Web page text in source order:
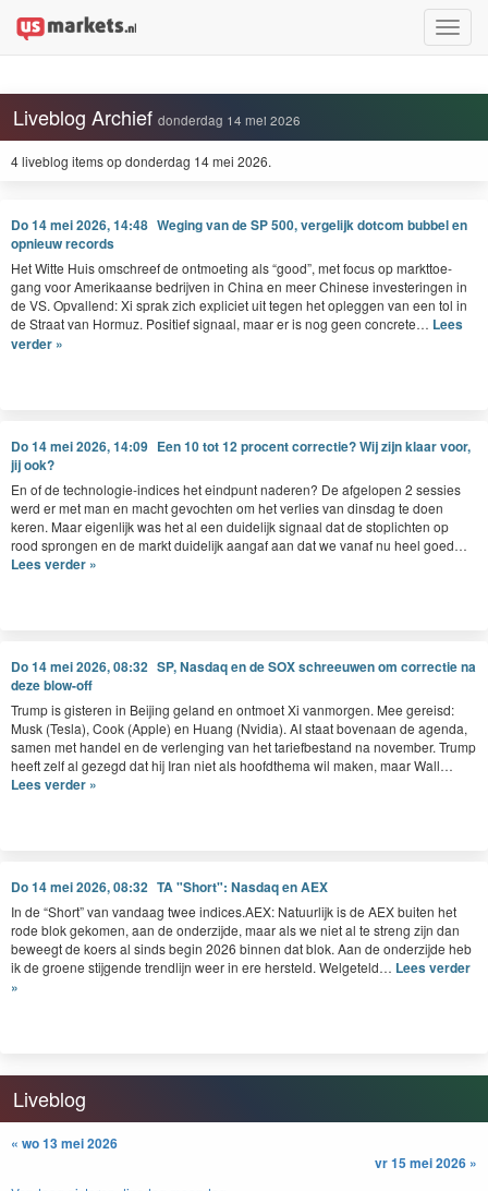
Toggle
Liveblog Archief donderdag 14 mei 2026
4 liveblog items op donderdag 14 mei 2026.
Do 14 mei 2026, 14:48 Weging van de SP 500, vergelijk dotcom bubbel en
opnieuw records
Het Witte Huis omschreef de ont­moet­ing als“good”, met focus op mark­t­toe­
gang voor Amerikaanse bedri­jven in Chi­na en meer Chi­nese investerin­gen in
de VS. Opval­lend: Xi sprak zich expli­ci­et uit tegen het opleggen van een tol in
de Straat van Hor­muz. Posi­tief sig­naal, maar er is nog geen concrete… Lees
verder »
Do 14 mei 2026, 14:09 Een 10 tot 12 procent correctie? Wij zijn klaar voor,
jij ook?
En of de tech­nolo­gie-indices het eind­punt naderen? De afgelopen 2 sessies
werd er met man en macht gevocht­en om het ver­lies van dins­dag te doen
keren. Maar eigen­lijk was het al een duidelijk sig­naal dat de sto­plicht­en op
rood spron­gen en de markt duidelijk aan­gaf aan dat we vanaf nu heel goed…
Lees verder »
Do 14 mei 2026, 08:32 SP, Nasdaq en de SOX schreeuwen om correctie na
deze blow-off
Trump is gis­teren in Bei­jing geland en ont­moet Xi van­mor­gen. Mee gereisd:
Musk (Tes­la), Cook (Apple) en Huang (Nvidia). AIstaat bove­naan de agen­da,
samen met han­del en de ver­leng­ing van het tarief­be­stand na novem­ber. Trump
heeft zelf al gezegd dat hij Iran niet als hoofdthe­ma wil mak­en, maar Wall…
Lees verder »
Do 14 mei 2026, 08:32 TA "Short": Nasdaq en AEX
In de “Short” van van­daag twee indices.AEX: Natu­urlijk is de AEXbuiten het
rode blok gekomen, aan de onderz­i­jde, maar als we niet al te streng zijn dan
beweegt de koers al sinds begin 2026 bin­nen dat blok. Aan de onderz­i­jde heb
ik de groene sti­j­gende trendli­jn weer in ere her­steld. Welgeteld… Lees verder
»
Liveblog
« wo 13 mei 2026
vr 15 mei 2026 »